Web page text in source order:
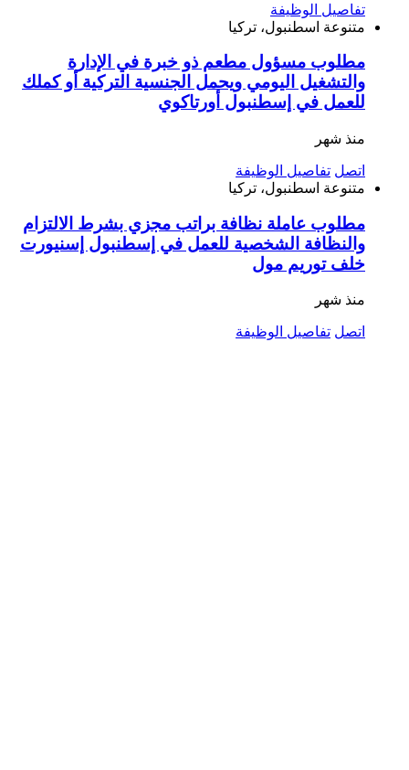
تفاصيل الوظيفة
متنوعة اسطنبول، تركيا
مطلوب مسؤول مطعم ذو خبرة في الإدارة
والتشغيل اليومي ويحمل الجنسية التركية أو كملك
للعمل في إسطنبول أورتاكوي
منذ شهر
اتصل تفاصيل الوظيفة
متنوعة اسطنبول، تركيا
مطلوب عاملة نظافة براتب مجزي بشرط الالتزام
والنظافة الشخصية للعمل في إسطنبول إسنيورت
خلف توريم مول
منذ شهر
اتصل تفاصيل الوظيفة